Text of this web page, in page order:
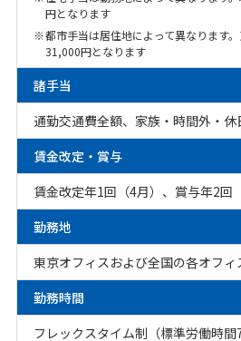
円となります
※都市手当は居住地によって異なります
31,000円となります
諸手当
通勤交通費全額、家族・時間外・
賃金改定・賞与
賃金改定年1回（4月）、賞与年2回
勤務地
東京オフィスおよび全国の各オフィ
勤務時間
フレックスタイム制（標準労働時